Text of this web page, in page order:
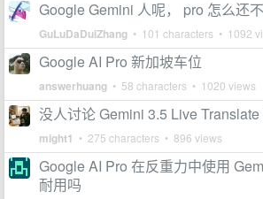
Google Gemini 人呢， pro 怎么还
GuLuDaDuiZhang • 101 characters • 1092
Google AI Pro 新加坡车位
answerhuang • 58 characters • 1020 views
没人讨论 Gemini 3.5 Live Translate
might1 • 275 characters • 896 views
Google AI Pro 在反重力中使用
耐用吗